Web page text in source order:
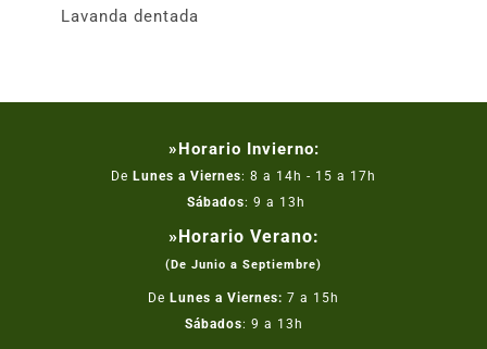
Lavanda dentada
»Horario Invierno:
De Lunes a Viernes: 8 a 14h - 15 a 17h
Sábados: 9 a 13h
»Horario Verano:
(De Junio a Septiembre)
De Lunes a Viernes: 7 a 15h
Sábados: 9 a 13h